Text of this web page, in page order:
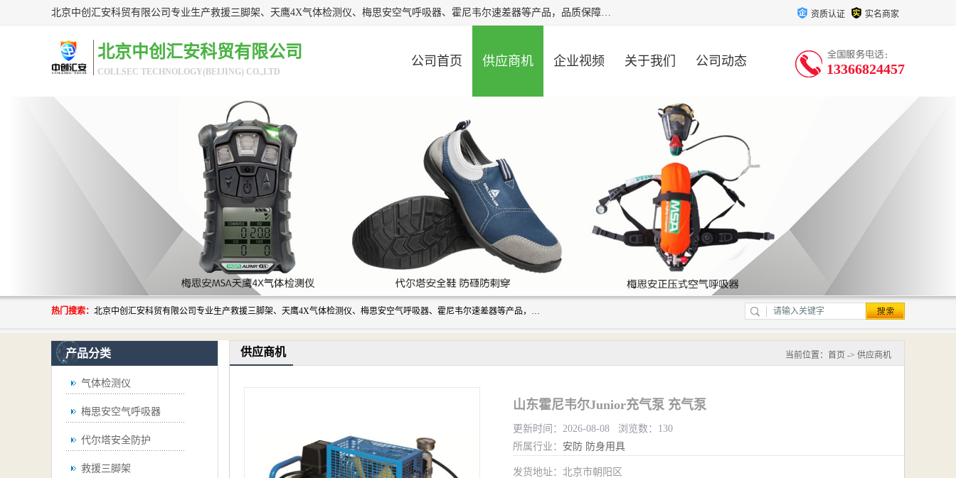
北京中创汇安科贸有限公司专业生产救援三脚架、天鹰4X气体检测仪、梅思安空气呼吸器、霍尼韦尔速差器等产品，品质保障，价格合理，欢迎在线致电咨询。 资质认证 实名商家
北京中创汇安科贸有限公司
COLLSEC TECHNOLOGY(BEIJING) CO.,LTD
公司首页 供应商机 企业视频 关于我们 公司动态 13366824457
热门搜索： 北京中创汇安科贸有限公司专业生产救援三脚架、天鹰4X气体检测仪、梅思安空气呼吸器、霍尼韦尔速差器等产品，品质保障，价格合理，欢迎在线致电咨询。
产品分类
气体检测仪
梅思安空气呼吸器
代尔塔安全防护
救援三脚架
供应商机 当前位置： 首页 -> 供应商机
山东霍尼韦尔Junior充气泵 充气泵
更新时间：2026-08-08 浏览数：130
所属行业： 安防 防身用具
发货地址：北京市朝阳区